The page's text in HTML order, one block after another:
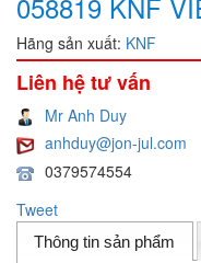
Hãng sản xuất: KNF
Liên hệ tư vấn
Mr Anh Duy
anhduy@jon-jul.com
0379574554
Tweet
Thông tin sản phẩm